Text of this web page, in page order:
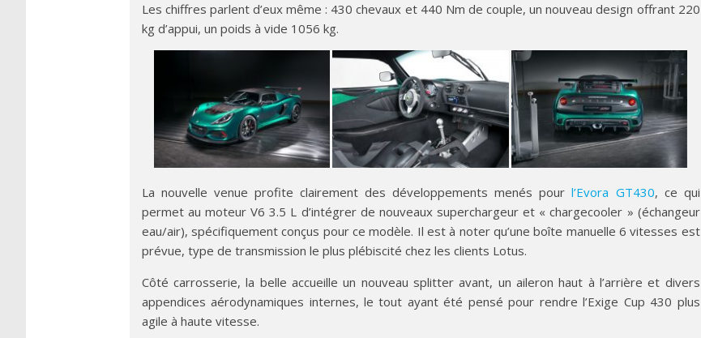
Les chiffres parlent d’eux même : 430 chevaux et 440 Nm de couple, un nouveau design offrant 220
kg d’appui, un poids à vide 1056 kg.
La nouvelle venue profite clairement des développements menés pourl’Evora GT430, ce qui
permet au moteur V6 3.5 L d’intégrer de nouveaux superchargeur et « chargecooler » (échangeur
eau/air), spécifiquement conçus pour ce modèle. Il est à noter qu’une boîte manuelle 6 vitesses est
prévue, type de transmission le plus plébiscité chez les clients Lotus.
Côté carrosserie, la belle accueille un nouveau splitter avant, un aileron haut à l’arrière et divers
appendices aérodynamiques internes, le tout ayant été pensé pour rendre l’Exige Cup 430 plus
agile à haute vitesse.